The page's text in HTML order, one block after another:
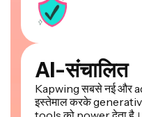
AI-संचालित
Kapwing सबसे नई और
इस्तेमाल करके